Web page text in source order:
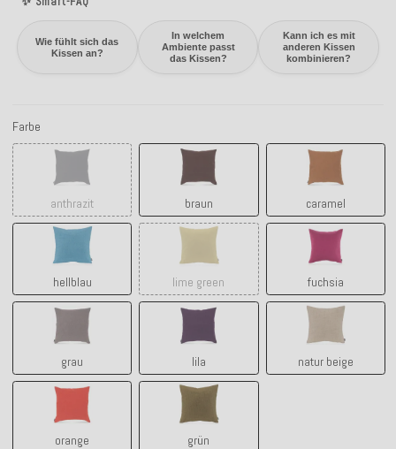
Wie fühlt sich das
Kissen an?
In welchem
Ambiente passt
das Kissen?
Kann ich es mit
anderen Kissen
kombinieren?
Farbe
anthrazit
anthrazit
braun
braun
caramel
caramel
hellblau
hellblau
lime green
lime green
fuchsia
fuchsia
grau
grau
lila
lila
natur beige
natur beige
orange
orange
grün
grün